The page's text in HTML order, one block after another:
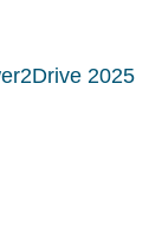
2025